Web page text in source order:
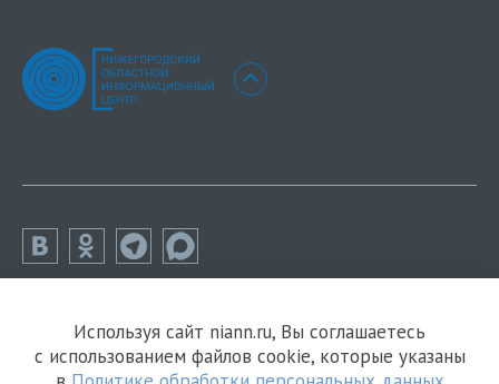
Используя сайт niann.ru, Вы соглашаетесь
с использованием файлов cookie, которые указаны